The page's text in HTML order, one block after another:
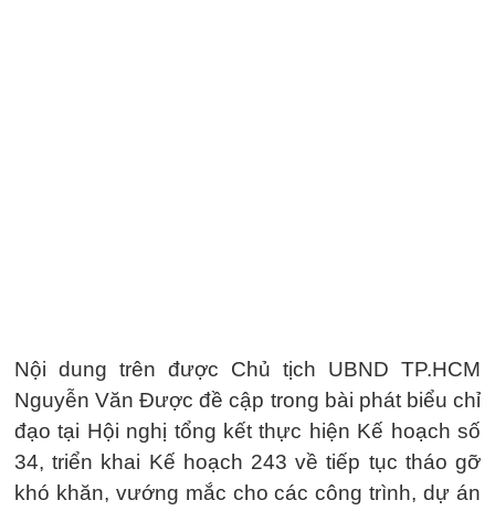
Nội dung trên được Chủ tịch UBND TP.HCM
Nguyễn Văn Được đề cập trong bài phát biểu chỉ
đạo tại Hội nghị tổng kết thực hiện Kế hoạch số
34, triển khai Kế hoạch 243 về tiếp tục tháo gỡ
khó khăn, vướng mắc cho các công trình, dự án